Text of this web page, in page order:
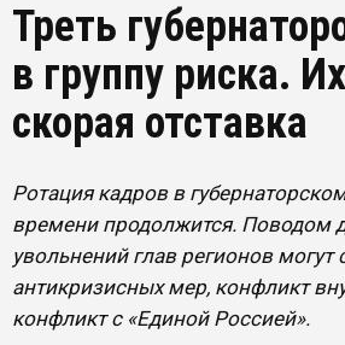
Треть
в группу риска.
скорая отставка
Ротация кадров в
времени продолжится. Поводом
увольнений глав регионов могут
антикризисных мер, конфликт
конфликт с «Единой Россией».